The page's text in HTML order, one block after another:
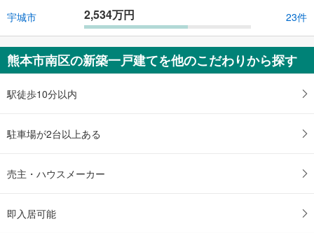
宇城市 2,534万円 23件
熊本市南区の新築一戸建てを他のこだわりから探す
駅徒歩10分以内
駐車場が2台以上ある
売主・ハウスメーカー
即入居可能